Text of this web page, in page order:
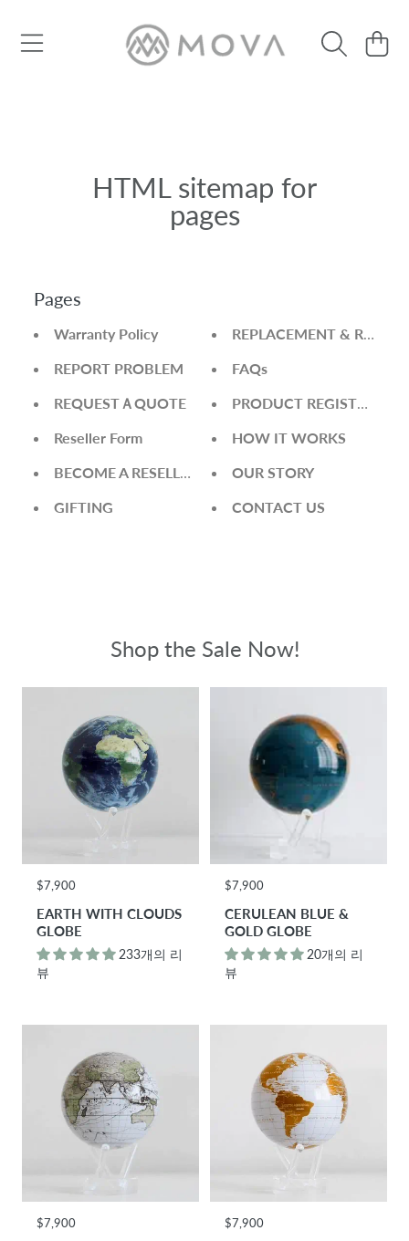
SKIP TO CONTENT
Cart
HTML sitemap for
pages
Pages
Warranty Policy
REPORT PROBLEM
REQUESTＡQUOTE
Reseller Form
BECOME A RESELLER
GIFTING
REPLACEMENT &
FAQs
PRODUCT
HOW IT WORKS
OUR STORY
CONTACT US
Shop the Sale Now!
$7,900
EARTH WITH CLOUDS
GLOBE
233개의 리
뷰
$7,900
CERULEAN BLUE &
GOLD GLOBE
20개의 리
뷰
$7,900 $7,900
arrows